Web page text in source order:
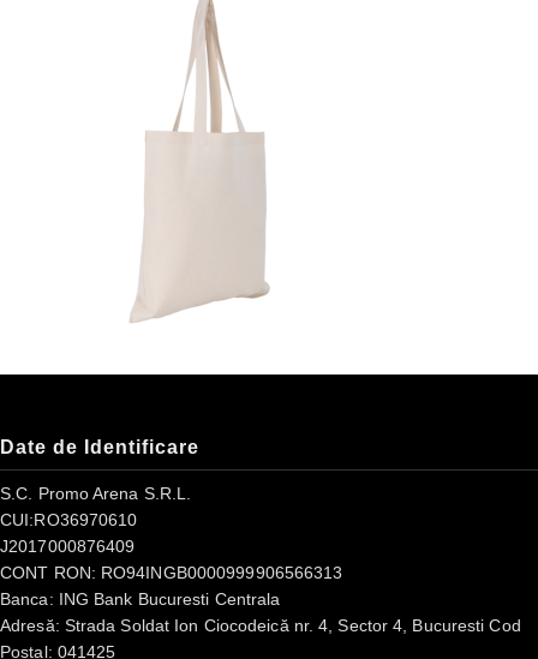
Date de Identificare
S.C. Promo Arena S.R.L.
CUI:RO36970610
J2017000876409
CONT RON: RO94INGB0000999906566313
Banca: ING Bank Bucuresti Centrala
Adresă: Strada Soldat Ion Ciocodeică nr. 4, Sector 4, Bucuresti Cod
Postal: 041425